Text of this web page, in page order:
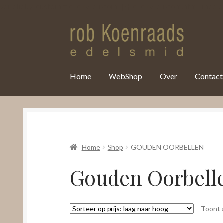
Home WebShop Over Contact
Home Shop GOUDEN OORBELLEN
Gouden
Toont